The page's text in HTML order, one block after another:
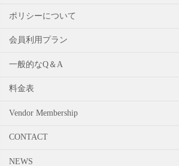
ポリシーについて
会員利用プラン
一般的なQ＆A
料金表
Vendor Membership
CONTACT
NEWS